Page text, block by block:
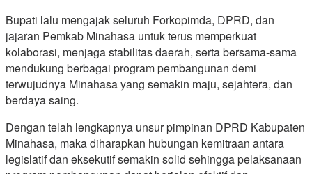
Bupati lalu mengajak seluruh Forkopimda, DPRD, dan
jajaran Pemkab Minahasa untuk terus memperkuat
kolaborasi, menjaga stabilitas daerah, serta bersama-sama
mendukung berbagai program pembangunan demi
terwujudnya Minahasa yang semakin maju, sejahtera, dan
berdaya saing.
Dengan telah lengkapnya unsur pimpinan DPRD Kabupaten
Minahasa, maka diharapkan hubungan kemitraan antara
legislatif dan eksekutif semakin solid sehingga pelaksanaan